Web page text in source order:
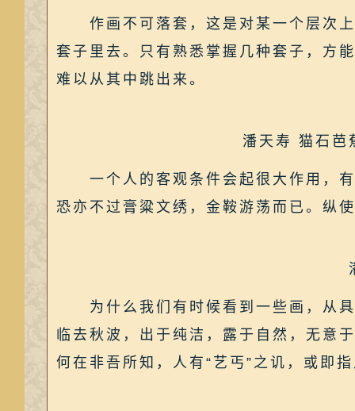
作画不可落套，这是对某一个层次上
套子里去。只有熟悉掌握几种套子，方
难以从其中跳出来。
潘天寿 猫石
一个人的客观条件会起很大作用，有
恐亦不过膏粱文绣，金鞍游荡而已。纵
为什么我们有时候看到一些画，从具
临去秋波，出于纯洁，露于自然，无意
何在非吾所知，人有“艺丐”之讥，或即